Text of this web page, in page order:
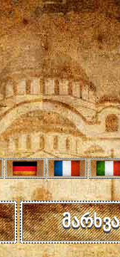
მარხვა